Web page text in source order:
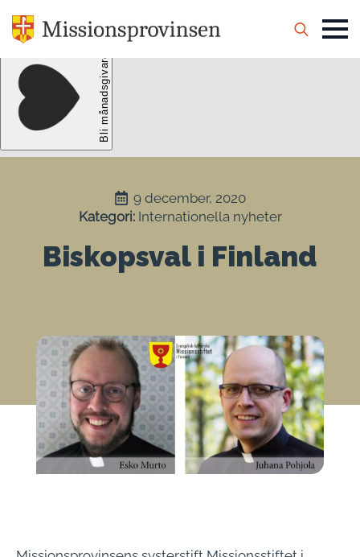
Search
9 december, 2020
Kategori: Internationella nyheter
Biskopsval i Finland